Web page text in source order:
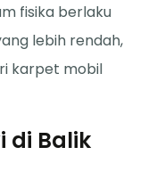
fisika berlaku
lebih rendah,
karpet mobil
di Balik